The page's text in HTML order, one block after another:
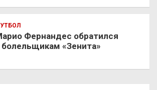
Фернандес обратился
болельщикам «Зенита»